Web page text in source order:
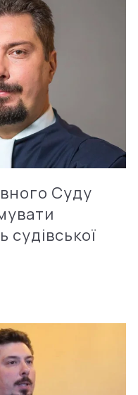
Суду
судівської